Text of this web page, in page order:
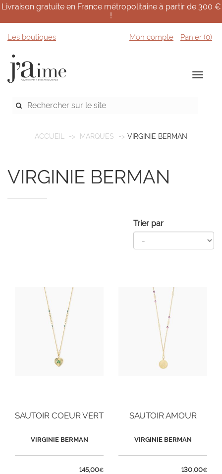
Livraison gratuite en France métropolitaine à partir de 300 €
!
Les boutiques Mon compte Panier (0)
ACCUEIL MARQUES VIRGINIE BERMAN
VIRGINIE BERMAN
Trier par
SAUTOIR COEUR VERT
VIRGINIE BERMAN
145,00€
SAUTOIR AMOUR
VIRGINIE BERMAN
130,00€